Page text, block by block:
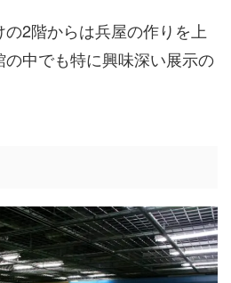
2階からは兵屋の作りを上
中でも特に興味深い展示の